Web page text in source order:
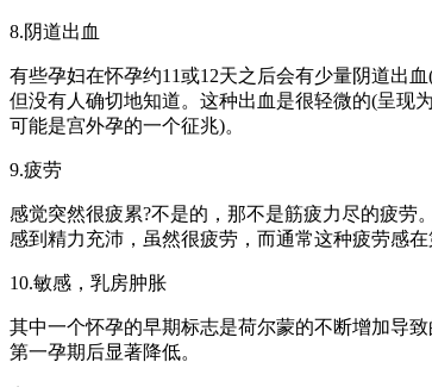
8.阴道出血
有些孕妇在怀孕约11或12天之后会有少量阴道出
但没有人确切地知道。这种出血是很轻微的(呈现
可能是宫外孕的一个征兆)。
9.疲劳
感觉突然很疲累?不是的，那不是筋疲力尽的疲
感到精力充沛，虽然很疲劳，而通常这种疲劳感在
10.敏感，乳房肿胀
其中一个怀孕的早期标志是荷尔蒙的不断增加导
第一孕期后显著降低。